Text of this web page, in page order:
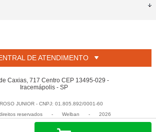
DE ATENDIMENTO
Caxias, 717 Centro CEP 13495-029 -
Iracemápolis - SP
JUNIOR - CNPJ: 01.805.892/0001-60
reservados
- Welban - 2026